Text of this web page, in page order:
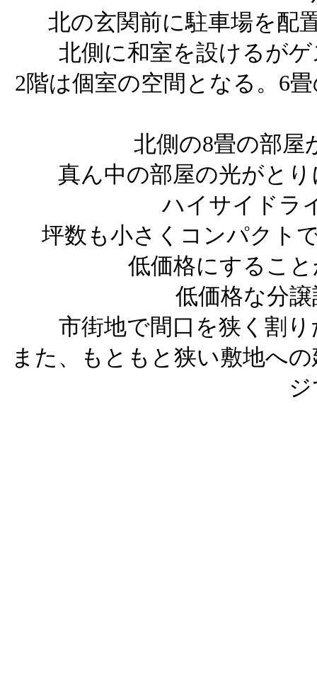
北の玄関前に駐車場を配
北側に和室を設けるが
2階は個室の空間となる。6
北側の8畳の部屋
真ん中の部屋の光がと
ハイサイドラ
坪数も小さくコンパクト
低価格にするこ
低価格な分
市街地で間口を狭く割
また、もともと狭い敷地へ